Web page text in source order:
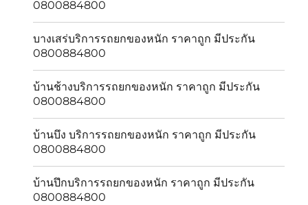
0800884800
บางเสร่บริการรถยกของหนัก ราคาถูก มีประกัน
0800884800
บ้านช้างบริการรถยกของหนัก ราคาถูก มีประกัน
0800884800
บ้านบึง บริการรถยกของหนัก ราคาถูก มีประกัน
0800884800
บ้านปึกบริการรถยกของหนัก ราคาถูก มีประกัน
0800884800